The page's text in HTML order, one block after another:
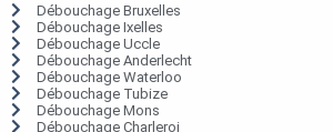
Débouchage Bruxelles
Débouchage Ixelles
Débouchage Uccle
Débouchage Anderlecht
Débouchage Waterloo
Débouchage Tubize
Débouchage Mons
Débouchage Charleroi